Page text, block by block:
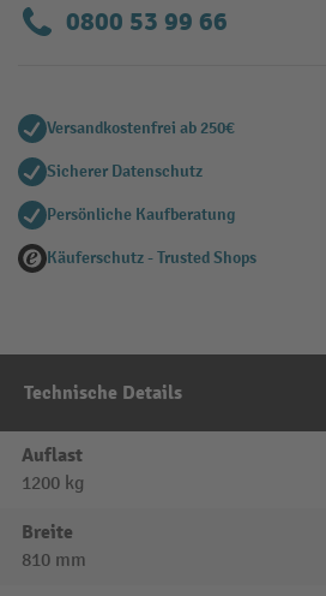
0800 53 99 66
Versandkostenfrei ab 250€
Sicherer Datenschutz
Persönliche Kaufberatung
Käuferschutz - Trusted Shops
Technische Details
Auflast
1200 kg
Breite
810 mm